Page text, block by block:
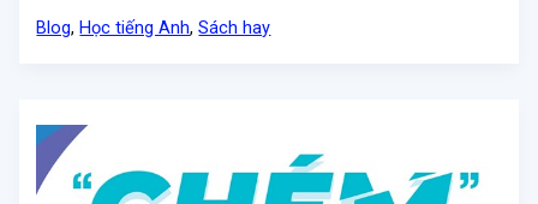
Blog,Học tiếng Anh,Sách hay